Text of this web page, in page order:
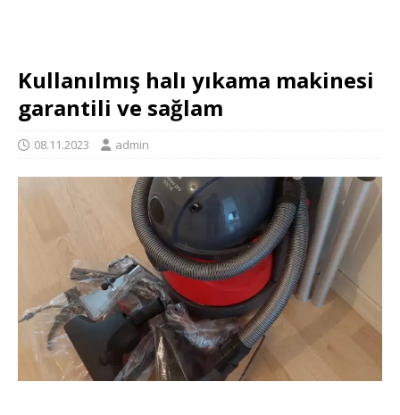
Kullanılmış halı yıkama makinesi
garantili ve sağlam
08.11.2023 admin